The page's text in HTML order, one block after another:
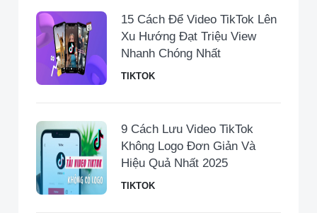
15 Cách Để Video TikTok Lên
Xu Hướng Đạt Triệu View
Nhanh Chóng Nhất
TIKTOK
9 Cách Lưu Video TikTok
Không Logo Đơn Giản Và
Hiệu Quả Nhất 2025
TIKTOK